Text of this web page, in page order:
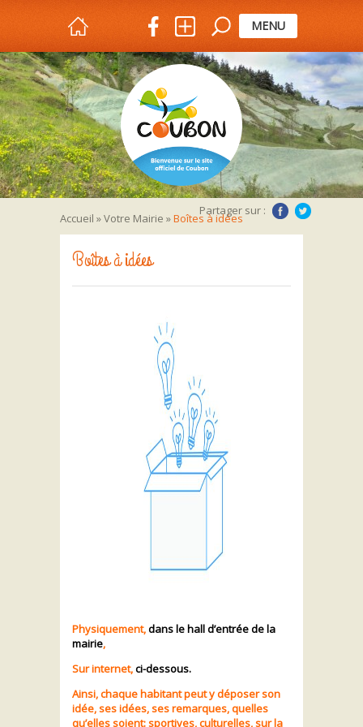
MENU
Accueil »Votre Mairie »Boîtes à idées
Partager sur :
Boîtes à idées
Physiquement,dans le hall d’entrée de la
mairie,
Sur internet,ci-dessous.
Ainsi, chaque habitant peut y déposer son
idée, ses idées, ses remarques, quelles
qu’elles soient: sportives, culturelles, sur la